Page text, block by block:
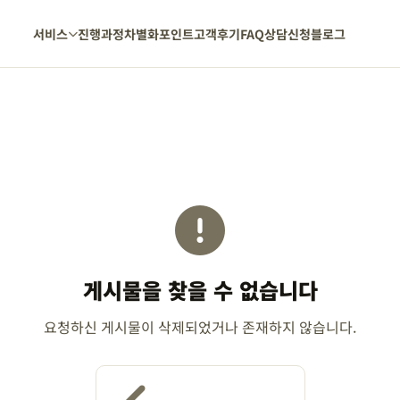
서비스 진행과정차별화포인트고객후기FAQ상담신청블로그
게시물을 찾을 수 없습니다
요청하신 게시물이 삭제되었거나 존재하지 않습니다.